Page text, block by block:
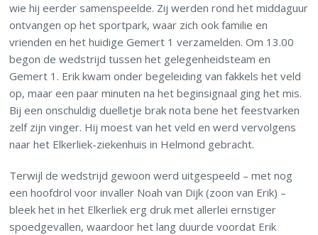
wie hij eerder samenspeelde. Zij werden rond het middaguur
ontvangen op het sportpark, waar zich ook familie en
vrienden en het huidige Gemert 1 verzamelden. Om 13.00
begon de wedstrijd tussen het gelegenheidsteam en
Gemert 1. Erik kwam onder begeleiding van fakkels het veld
op, maar een paar minuten na het beginsignaal ging het mis.
Bij een onschuldig duelletje brak nota bene het feestvarken
zelf zijn vinger. Hij moest van het veld en werd vervolgens
naar het Elkerliek-ziekenhuis in Helmond gebracht.
Terwijl de wedstrijd gewoon werd uitgespeeld – met nog
een hoofdrol voor invaller Noah van Dijk (zoon van Erik) –
bleek het in het Elkerliek erg druk met allerlei ernstiger
spoedgevallen, waardoor het lang duurde voordat Erik